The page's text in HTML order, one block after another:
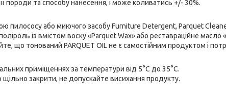
породи та способу нанесення, і може коливатись +/- 30%.
або миючого засобу Furniture Detergent, Parquet
із вмістом воску «Parquet Wax» або реставраційне масло
що тонований PARQUET OIL не є самостійним продуктом і
приміщеннях за температури від 5°С до 35°С.
закрити, не допускайте висихання продукту.